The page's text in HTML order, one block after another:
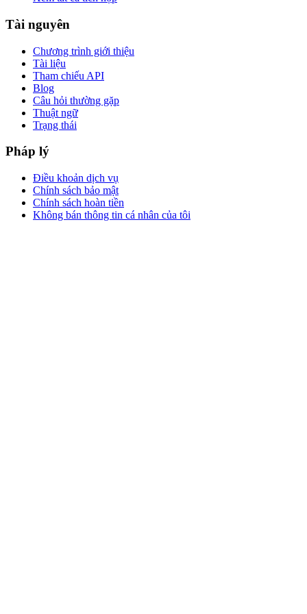
Tài nguyên
Chương trình giới thiệu
Tài liệu
Tham chiếu API
Blog
Câu hỏi thường gặp
Thuật ngữ
Trạng thái
Pháp lý
Điều khoản dịch vụ
Chính sách bảo mật
Chính sách hoàn tiền
Không bán thông tin cá nhân của tôi